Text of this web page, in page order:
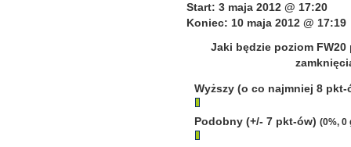
Start: 3 maja 2012 @ 17:20
Koniec: 10 maja 2012 @ 17:19
Jaki będzie poziom
Wyższy (o co najmniej 8
Podobny (+/- 7 pkt-ów) (0%, 0